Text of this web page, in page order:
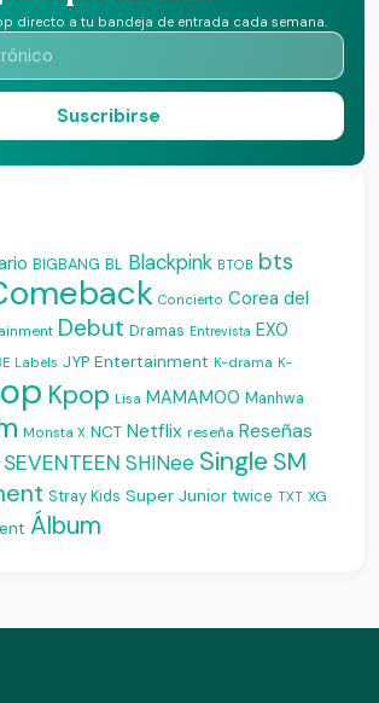
directo a tu bandeja de entrada cada semana.
Suscribirse
BIGBANG BL Blackpink BTOB bts
Concierto Corea del
Debut Dramas Entrevista EXO
Labels JYP Entertainment K-drama K-
Kpop Lisa MAMAMOO Manhwa
Monsta X NCT Netflix reseña Reseñas
SEVENTEEN SHINee Single SM
Stray Kids Super Junior twice TXT XG
Álbum